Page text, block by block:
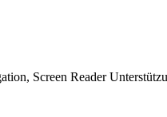
Screen Reader